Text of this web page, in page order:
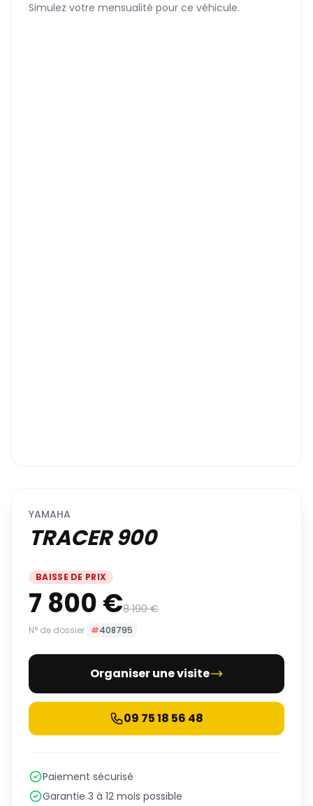
Simulez votre mensualité pour ce véhicule.
YAMAHA
TRACER 900
BAISSE DE PRIX
7 800 €8 190 €
N° de dossier #408795
Organiser une visite
09 75 18 56 48
Paiement sécurisé
Garantie 3 à 12 mois possible